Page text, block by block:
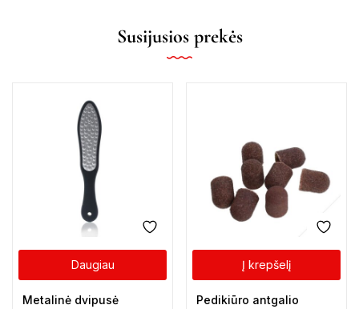
Susijusios prekės
Daugiau
Metalinė dvipusė
Į krepšelį
Pedikiūro antgalio